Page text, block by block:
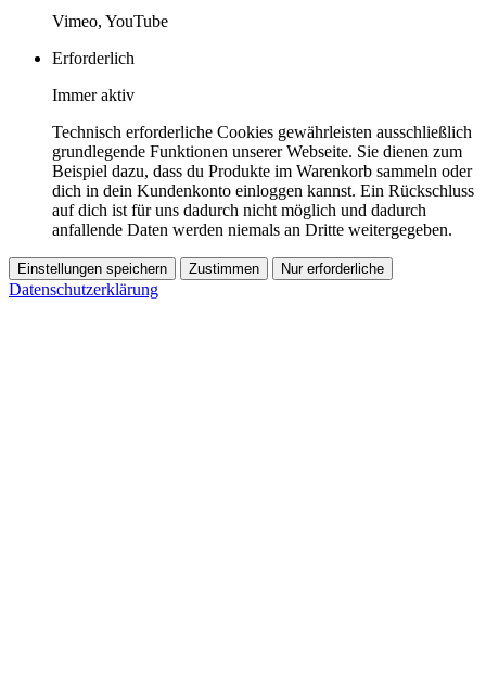
Vimeo, YouTube
Erforderlich
Immer aktiv
Technisch erforderliche Cookies gewährleisten ausschließlich
grundlegende Funktionen unserer Webseite. Sie dienen zum
Beispiel dazu, dass du Produkte im Warenkorb sammeln oder
dich in dein Kundenkonto einloggen kannst. Ein Rückschluss
auf dich ist für uns dadurch nicht möglich und dadurch
anfallende Daten werden niemals an Dritte weitergegeben.
Einstellungen speichern Zustimmen Nur erforderliche
Datenschutzerklärung